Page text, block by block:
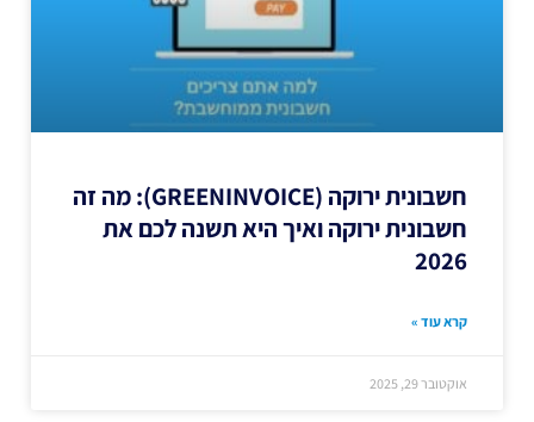
חשבונית ירוקה (GREENINVOICE): מה זה
חשבונית ירוקה ואיך היא תשנה לכם את
2026
קרא עוד »
אוקטובר 29, 2025